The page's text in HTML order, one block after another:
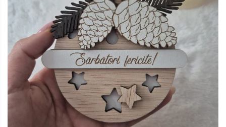
Globuri personalizate
Decoratiuni Craciun
Pachete cadou Craciun
Paste
Decoratiuni Paste
Valentines Day
Cadouri indragostiti